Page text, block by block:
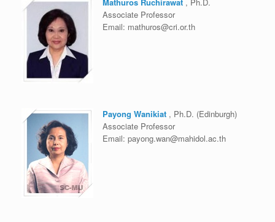
Associate Professor
Email: mathuros@cri.or.th
Payong Wanikiat , Ph.D. (Edinburgh)
Associate Professor
Email: payong.wan@mahidol.ac.th